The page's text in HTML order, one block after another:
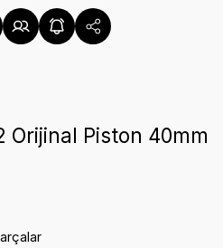
Orijinal Piston 40mm